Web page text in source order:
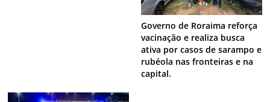
Governo de Roraima reforça
vacinação e realiza busca
ativa por casos de sarampo e
rubéola nas fronteiras e na
capital.